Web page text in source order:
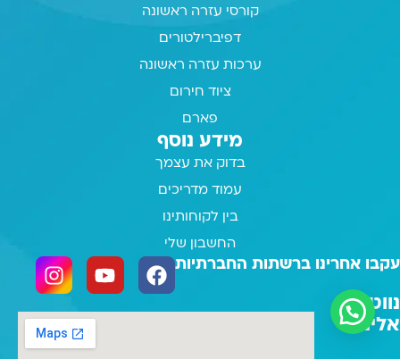
קורסי עזרה ראשונה
דפיברילטורים
ערכות עזרה ראשונה
ציוד חירום
פארם
מידע נוסף
בדוק את עצמך
עמוד מדריכים
בין לקוחותינו
החשבון שלי
עקבו אחרינו ברשתות החברתיות
נווטו
אלינו